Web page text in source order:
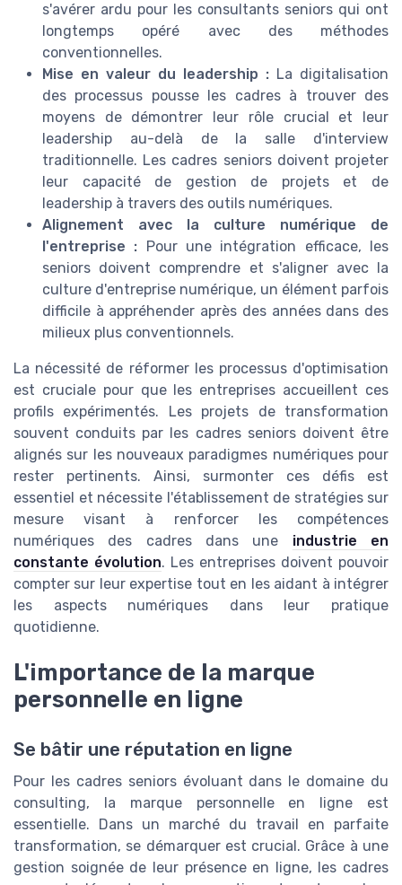
s'avérer ardu pour les consultants seniors qui ont
longtemps opéré avec des méthodes
conventionnelles.
Mise en valeur du leadership : La digitalisation
des processus pousse les cadres à trouver des
moyens de démontrer leur rôle crucial et leur
leadership au-delà de la salle d'interview
traditionnelle. Les cadres seniors doivent projeter
leur capacité de gestion de projets et de
leadership à travers des outils numériques.
Alignement avec la culture numérique de
l'entreprise :
Pour une intégration efficace, les
seniors doivent comprendre et s'aligner avec la
culture d'entreprise numérique, un élément parfois
difficile à appréhender après des années dans des
milieux plus conventionnels.
La nécessité de réformer les processus d'optimisation
est cruciale pour que les entreprises accueillent ces
profils expérimentés. Les projets de transformation
souvent conduits par les cadres seniors doivent être
alignés sur les nouveaux paradigmes numériques pour
rester pertinents. Ainsi, surmonter ces défis est
essentiel et nécessite l'établissement de stratégies sur
mesure visant à renforcer les compétences
numériques des cadres dans une industrie en
constante évolution. Les entreprises doivent pouvoir
compter sur leur expertise tout en les aidant à intégrer
les aspects numériques dans leur pratique
quotidienne.
L'importance de la marque
personnelle en ligne
Se bâtir une réputation en ligne
Pour les cadres seniors évoluant dans le domaine du
consulting, la marque personnelle en ligne est
essentielle. Dans un marché du travail en parfaite
transformation, se démarquer est crucial. Grâce à une
gestion soignée de leur présence en ligne, les cadres